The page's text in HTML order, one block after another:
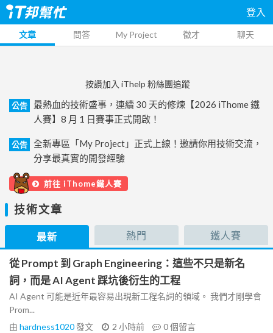
登入
文章 問答 My Project 徵才 聊天
按讚加入 iThelp 粉絲團追蹤
公告
最熱血的技術盛事，連續 30 天的修煉【2026 iThome 鐵
人賽】8 月 1 日賽事正式開啟！
公告
全新專區「My Project」正式上線！邀請你用技術交流，
分享最真實的開發經驗
前往 iThome鐵人賽
技術文章
最新 熱門 鐵人賽
從 Prompt 到 Graph Engineering：這些不只是新名
詞，而是 AI Agent 踩坑後衍生的工程
AI Agent 可能是近年最容易出現新工程名詞的領域。 我們才剛學會
Prom...
由 hardness1020發文 2 小時前 0個留言